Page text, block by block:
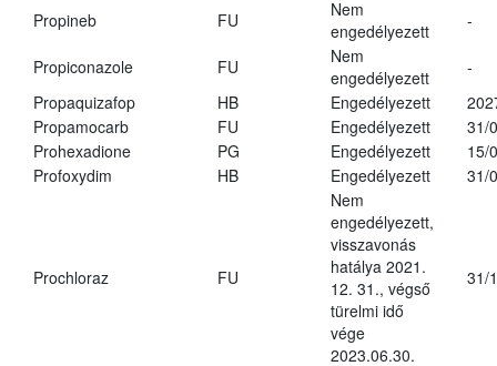
Propineb
FU
Nem
engedélyezett
-
Propiconazole FU
Nem
engedélyezett
-
Propaquizafop
HB Engedélyezett
Propamocarb
FU Engedélyezett
31/
Prohexadione
PG Engedélyezett
15/
Profoxydim
HB Engedélyezett 31/
Prochloraz FU
Nem
engedélyezett,
visszavonás
hatálya 2021.
12. 31., végső
türelmi idő
vége
2023.06.30.
31/